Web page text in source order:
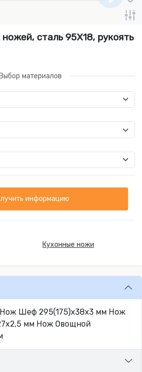
сталь 95Х18, рукоять
Выбор материалов
информацию
Кухонные ножи
Нож Шеф 295(175)х38х3 мм Нож
мм Нож Овощной